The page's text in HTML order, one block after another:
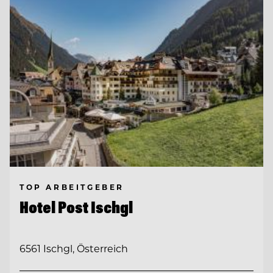
TOP ARBEITGEBER
Hotel Post Ischgl
6561 Ischgl, Österreich